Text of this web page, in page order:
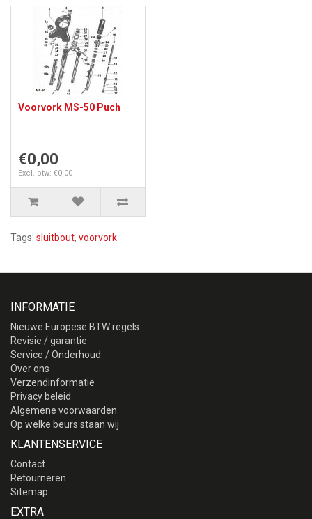
Voorvork MS-50 Puch
€0,00
Excl. btw: €0,00
Tags: sluitbout, voorvork
INFORMATIE
Nieuwe Europese BTW regels
Revisie / garantie
Service / Onderhoud
Over ons
Verzendinformatie
Privacy beleid
Algemene voorwaarden
Op welke beurs staan wij
KLANTENSERVICE
Contact
Retourneren
Sitemap
EXTRA